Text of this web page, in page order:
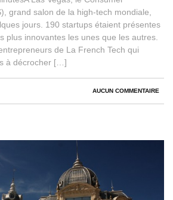
grand salon de la high-tech mondiale,
jours. 190 startups étaient présentes
plus innovantes les unes que les autres.
de La French Tech qui
à décrocher […]
AUCUN COMMENTAIRE